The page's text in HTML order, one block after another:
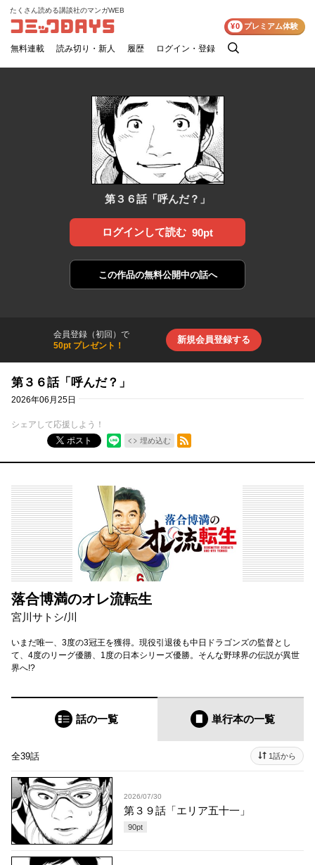
コミックDAYS
たくさん読める講談社のマンガWEB
無料連載 読み切り・新人 履歴 ログイン・登録
検
¥0 プレミアム体験
第３６話「呼んだ？」
ログインして読む 90pt
この作品の無料公開中の話へ
会員登録（初回）で
50pt プレゼント！
新規会員登録する
第３６話「呼んだ？」
2026年06月25日
シェアして応援しよう！
ポスト
埋め込む
RSSフィード
落合博満のオレ流転生
宮川サトシ/川
いまだ唯一、3度の3冠王を獲得。現役引退後も中日ドラゴンズの監督とし
て、4度のリーグ優勝、1度の日本シリーズ優勝。そんな野球界の伝説が異世
界へ!?
話の一覧 単行本の一覧
全39話 1話から
2026/07/30
第３９話「エリア五十一」
90pt